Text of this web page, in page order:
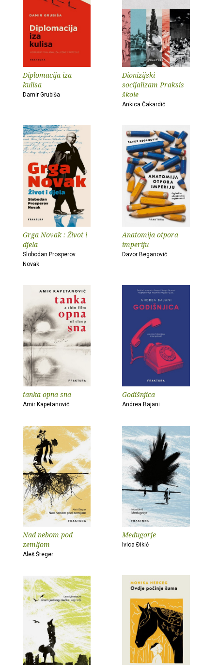
Diplomacija iza
kulisa
Damir Grubiša
Dionizijski
socijalizam Praksis
škole
Ankica Čakardić
Grga Novak : Život i
djela
Slobodan Prosperov
Novak
Anatomija otpora
imperiju
Davor Beganović
tanka opna sna
Amir Kapetanović
Godišnjica
Andrea Bajani
Nad nebom pod
zemljom
Aleš Šteger
Međugorje
Ivica Ðikić